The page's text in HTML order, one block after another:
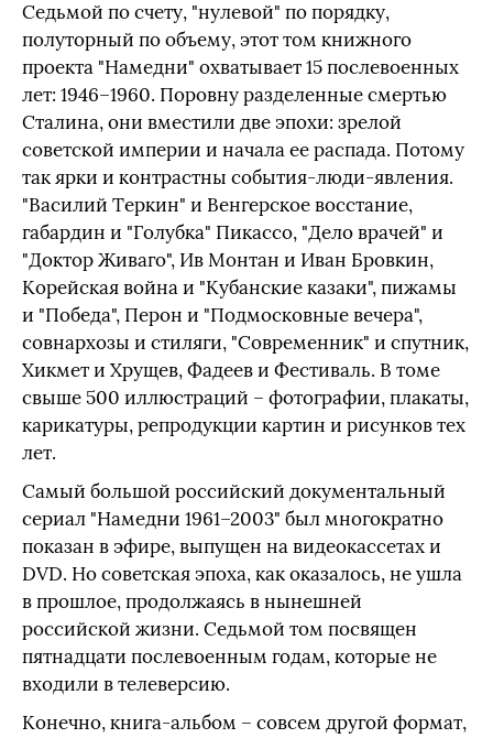
Седьмой по счету, "нулевой" по порядку,
полуторный по объему, этот том книжного
проекта "Намедни" охватывает 15 послевоенных
лет: 1946–1960. Поровну разделенные смертью
Сталина, они вместили две эпохи: зрелой
советской империи и начала ее распада. Потому
так ярки и контрастны события-люди-явления.
"Василий Теркин" и Венгерское восстание,
габардин и "Голубка" Пикассо, "Дело врачей" и
"Доктор Живаго", Ив Монтан и Иван Бровкин,
Корейская война и "Кубанские казаки", пижамы
и "Победа", Перон и "Подмосковные вечера",
совнархозы и стиляги, "Современник" и спутник,
Хикмет и Хрущев, Фадеев и Фестиваль. В томе
свыше 500 иллюстраций – фотографии, плакаты,
карикатуры, репродукции картин и рисунков тех
лет.
Самый большой российский документальный
сериал "Намедни 1961–2003" был многократно
показан в эфире, выпущен на видеокассетах и
DVD. Но советская эпоха, как оказалось, не ушла
в прошлое, продолжаясь в нынешней
российской жизни. Седьмой том посвящен
пятнадцати послевоенным годам, которые не
входили в телеверсию.
Конечно, книга-альбом – совсем другой формат,